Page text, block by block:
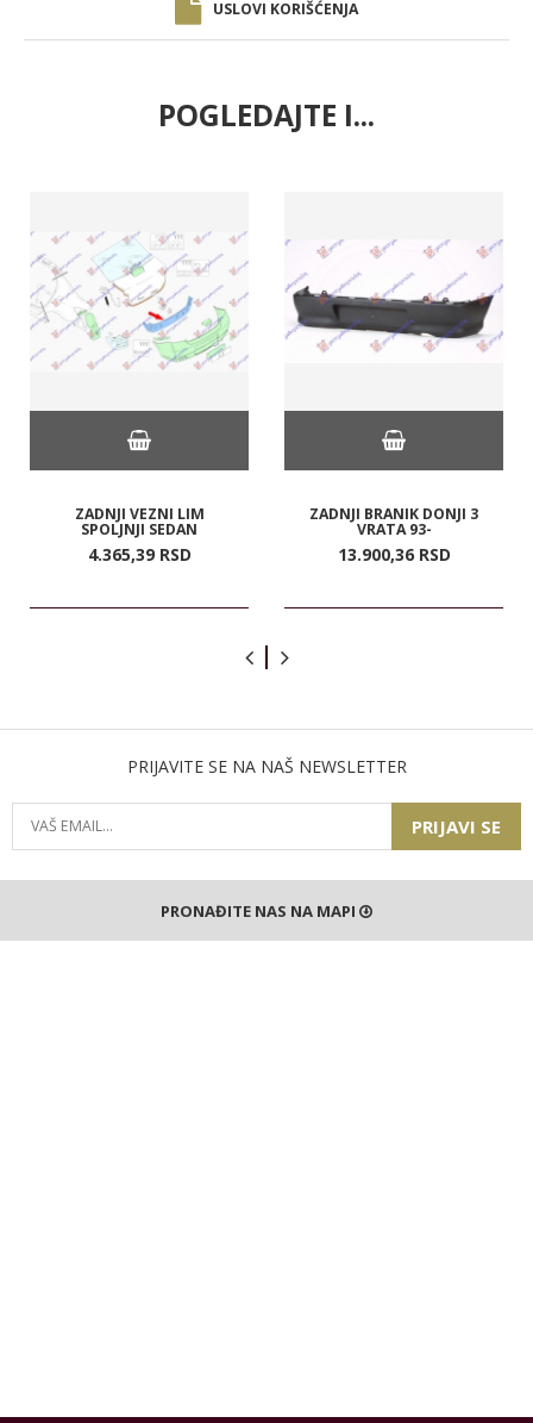
USLOVI KORIŠĆENJA
POGLEDAJTE I...
ZADNJI VEZNI LIM
SPOLJNJI SEDAN
4.365,39 RSD
ZADNJI BRANIK DONJI 3
VRATA 93-
13.900,36 RSD
PRIJAVITE SE NA NAŠ NEWSLETTER
PRIJAVI SE
PRONAĐITE NAS NA MAPI